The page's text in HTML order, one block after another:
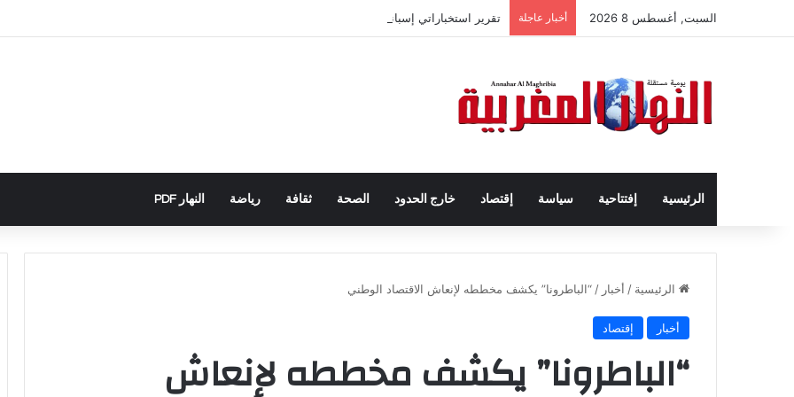
السبت, أغسطس 8 2026 أخبار عاجلة تقرير استخباراتي إسباني يكشف تورط حملة رقمية جزائرية في أحداث سبتة
الرئيسية إفتتاحية سياسة إقتصاد خارج الحدود الصحة ثقافة رياضة النهار PDF
الرئيسية / أخبار / “الباطرونا” يكشف مخططه لإنعاش الاقتصاد الوطني
أخبار إقتصاد
“الباطرونا” يكشف مخططه لإنعاش